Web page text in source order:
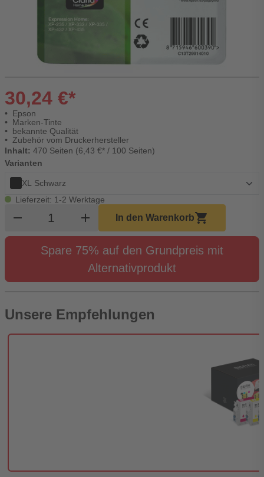
30,24 €*
Epson
Marken-Tinte
bekannte Qualität
Zubehör vom Druckerhersteller
Inhalt: 470 Seiten (6,43 €* / 100 Seiten)
Varianten
XL Schwarz
Lieferzeit: 1-2 Werktage
remove Produkt Warenkorb Menge
add In den Warenkorbshopping_cart
Spare 75% auf den Grundpreis mit
Alternativprodukt
Unsere Empfehlungen